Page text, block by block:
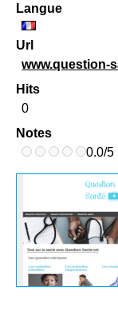
Langue
Url
www.question-
Hits
0
Notes
0.0/5